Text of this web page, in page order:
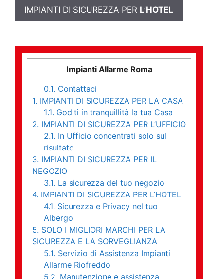
IMPIANTI DI SICUREZZA PER L’HOTEL
Impianti Allarme Roma
0.1. Contattaci
1. IMPIANTI DI SICUREZZA PER LA CASA
1.1. Goditi in tranquillità la tua Casa
2. IMPIANTI DI SICUREZZA PER L’UFFICIO
2.1. In Ufficio concentrati solo sul
risultato
3. IMPIANTI DI SICUREZZA PER IL
NEGOZIO
3.1. La sicurezza del tuo negozio
4. IMPIANTI DI SICUREZZA PER L’HOTEL
4.1. Sicurezza e Privacy nel tuo
Albergo
5. SOLO I MIGLIORI MARCHI PER LA
SICUREZZA E LA SORVEGLIANZA
5.1. Servizio di Assistenza Impianti
Allarme Riofreddo
5.2. Manutenzione e assistenza